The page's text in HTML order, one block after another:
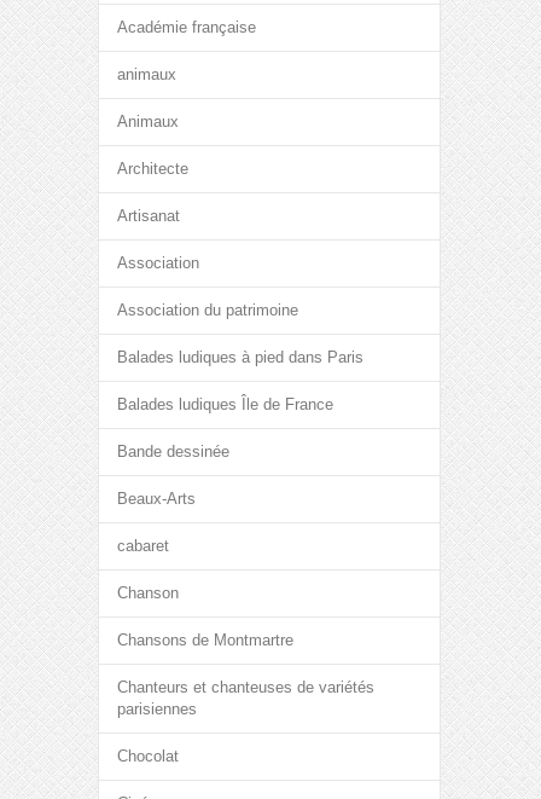
Académie française
animaux
Animaux
Architecte
Artisanat
Association
Association du patrimoine
Balades ludiques à pied dans Paris
Balades ludiques Île de France
Bande dessinée
Beaux-Arts
cabaret
Chanson
Chansons de Montmartre
Chanteurs et chanteuses de variétés
parisiennes
Chocolat